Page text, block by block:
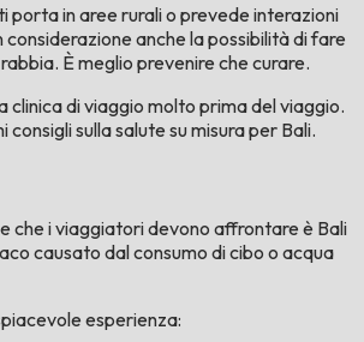
porta in aree rurali o prevede interazioni
considerazione anche la possibilità di fare
È meglio prevenire che curare.
clinica di viaggio molto prima del viaggio.
consigli sulla salute su misura per Bali.
che i viaggiatori devono affrontare è Bali
causato dal consumo di cibo o acqua
esperienza: